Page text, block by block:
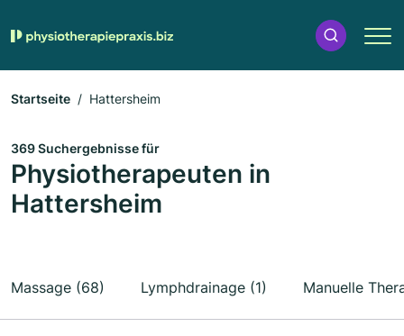
Startseite Hattersheim
369 Suchergebnisse für
Physiotherapeuten in
Hattersheim
Massage (68) Lymphdrainage (1) Manuelle